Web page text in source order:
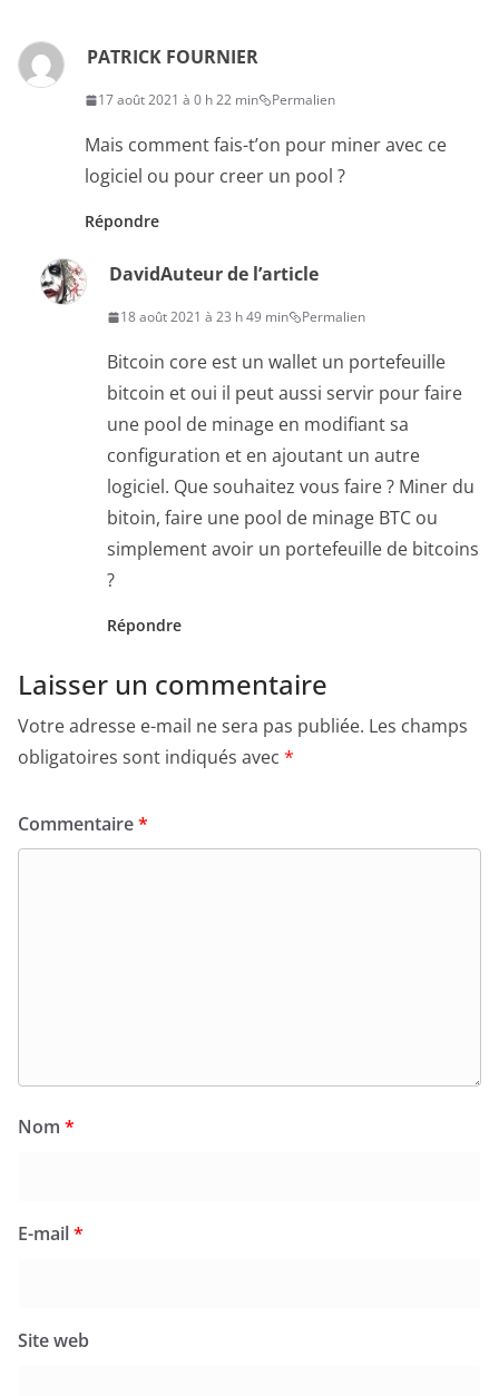
PATRICK FOURNIER
17 août 2021 à 0 h 22 min Permalien
Mais comment fais-t’on pour miner avec ce
logiciel ou pour creer un pool ?
Répondre
DavidAuteur de l’article
18 août 2021 à 23 h 49 min Permalien
Bitcoin core est un wallet un portefeuille
bitcoin et oui il peut aussi servir pour faire
une pool de minage en modifiant sa
configuration et en ajoutant un autre
logiciel. Que souhaitez vous faire ? Miner du
bitoin, faire une pool de minage BTC ou
simplement avoir un portefeuille de bitcoins
?
Répondre
Laisser un commentaire
Votre adresse e-mail ne sera pas publiée. Les champs
obligatoires sont indiqués avec *
Commentaire*
Nom *
E-mail*
Site web